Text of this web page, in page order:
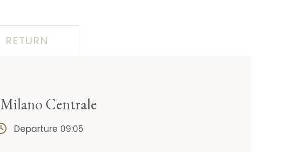
RETURN
Milano Centrale
Departure 09:05